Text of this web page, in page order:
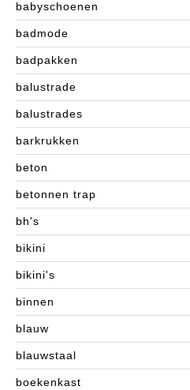
babyschoenen
badmode
badpakken
balustrade
balustrades
barkrukken
beton
betonnen trap
bh's
bikini
bikini's
binnen
blauw
blauwstaal
boekenkast